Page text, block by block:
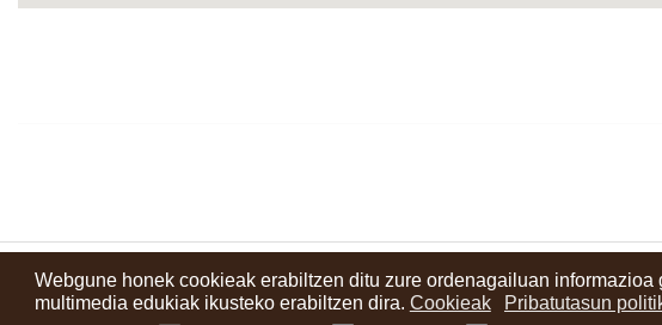
Webgune honek cookieak erabiltzen ditu zure ordenagailuan
multimedia edukiak ikusteko erabiltzen dira. Cookieak Pribatutasun
Kontaktuak Erabilera baldintzak Lege oharra Berriak Zure iritzia